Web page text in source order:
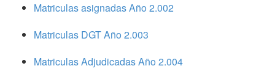
Matriculas asignadas Año 2.002
Matriculas DGT Año 2.003
Matriculas Adjudicadas Año 2.004